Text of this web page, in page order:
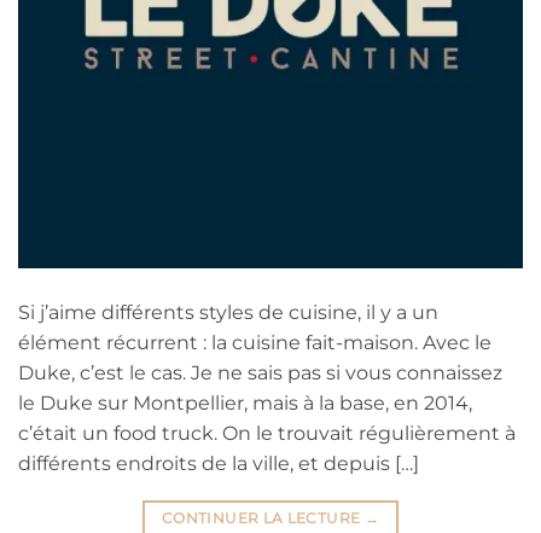
Si j’aime différents styles de cuisine, il y a un
élément récurrent : la cuisine fait-maison. Avec le
Duke, c’est le cas. Je ne sais pas si vous connaissez
le Duke sur Montpellier, mais à la base, en 2014,
c’était un food truck. On le trouvait régulièrement à
différents endroits de la ville, et depuis […]
CONTINUER LA LECTURE →